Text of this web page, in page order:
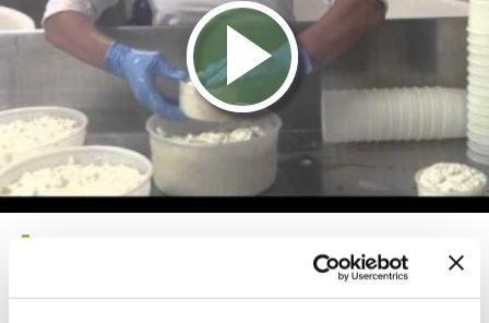
IL MIO 2025
COLTIVARE L’OLIVO
CORMIK
VIGNETO BIO
PENSA ALTERNATIVO
GARDENA
La produzione del formaggio